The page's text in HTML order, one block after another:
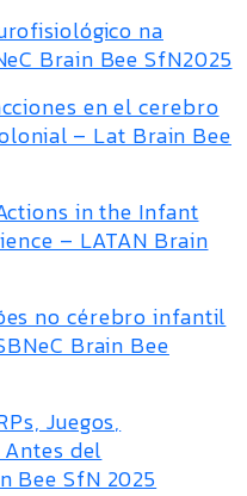
na
Brain Bee SfN2025
en el cerebro
– Lat Brain Bee
in the Infant
– LATAN Brain
no cérebro infantil
Brain Bee
Juegos,
del
Bee SfN 2025